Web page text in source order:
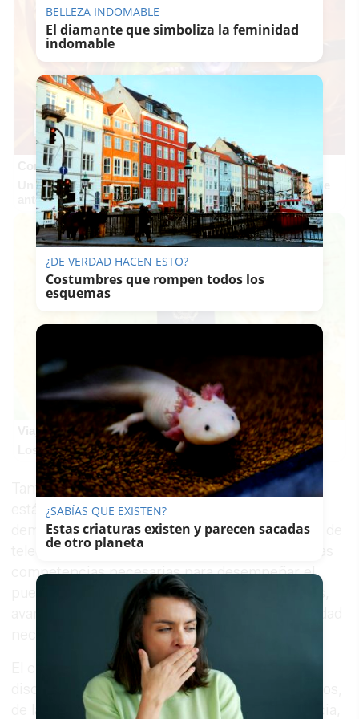
Corepunk MMORPG
Un verdadero MMORPG de la vieja escuela ¡Cómo los de
antes, pero mejor!
Viaja sin visado
Los pasaportes que más puertas abren ¿está el tuyo?
Tanto la formación como las prácticas laborales
están centradas en una ocupación muy
demandada en la provincia de Cádiz como es la de
teleoperador, incorporando al alumnado todas las
competencias necesarias para desempeñar el
puesto; dotando de las herramientas necesarias,
avanzando en su red de apoyo y dando la habilidad
necesaria para la búsqueda activa de empleo.
El curso estará integrado por 10 jóvenes con
discapacidad física u orgánica, entre 16 y 29 años,
de la Unión Europea o con permiso de residencia,
BELLEZA INDOMABLE
El diamante que simboliza la feminidad
indomable
¿DE VERDAD HACEN ESTO?
Costumbres que rompen todos los
esquemas
¿SABÍAS QUE EXISTEN?
Estas criaturas existen y parecen sacadas
de otro planeta